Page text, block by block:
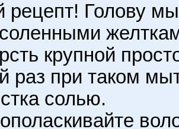
рецепт! Голову
крупной
раз при таком
солью.